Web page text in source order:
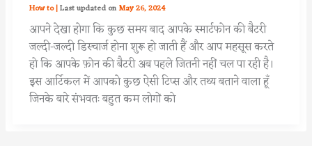
How to| May 26, 2024
आपने देखा होगा कि कुछ समय बाद आपके स्मार्टफोन की बैटरी
जल्दी-जल्दी डिस्चार्ज होना शुरू हो जाती हैं और आप महसूस करते
हो कि आपके फ़ोन की बैटरी अब पहले जितनी नहीं चल पा रही है।
इस आर्टिकल में आपको कुछ ऐसी टिप्स और तथ्य बताने वाला हूँ
जिनके बारे संभवतः बहुत कम लोगों को